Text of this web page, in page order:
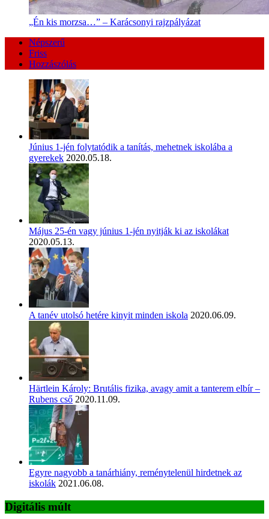
„Én kis morzsa…” – Karácsonyi rajzpályázat
Népszerű
Friss
Hozzászólás
Június 1-jén folytatódik a tanítás, mehetnek iskolába a
gyerekek 2020.05.18.
Május 25-én vagy június 1-jén nyitják ki az iskolákat
2020.05.13.
A tanév utolsó hetére kinyit minden iskola 2020.06.09.
Härtlein Károly: Brutális fizika, avagy amit a tanterem elbír –
Rubens cső 2020.11.09.
Egyre nagyobb a tanárhiány, reménytelenül hirdetnek az
iskolák 2021.06.08.
Digitális múlt